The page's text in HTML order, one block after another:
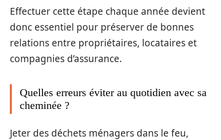
Effectuer cette étape chaque année devient
donc essentiel pour préserver de bonnes
relations entre propriétaires, locataires et
compagnies d’assurance.
Quelles erreurs éviter au quotidien avec sa
cheminée ?
Jeter des déchets ménagers dans le feu,